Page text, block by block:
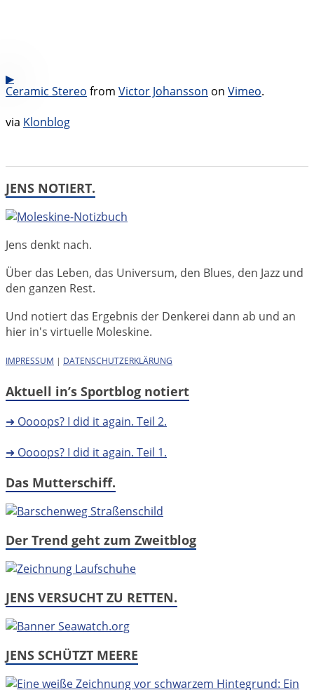
Ceramic Stereo from Victor Johansson on Vimeo.
via Klonblog
JENS NOTIERT.
Jens denkt nach.
Über das Leben, das Universum, den Blues, den Jazz und
den ganzen Rest.
Und notiert das Ergebnis der Denkerei dann ab und an
hier in's virtuelle Moleskine.
IMPRESSUM | DATENSCHUTZERKLÄRUNG
Aktuell in’s Sportblog notiert
➜ Oooops? I did it again. Teil 2.
➜ Oooops? I did it again. Teil 1.
Das Mutterschiff.
Der Trend geht zum Zweitblog
JENS VERSUCHT ZU RETTEN.
JENS SCHÜTZT MEERE